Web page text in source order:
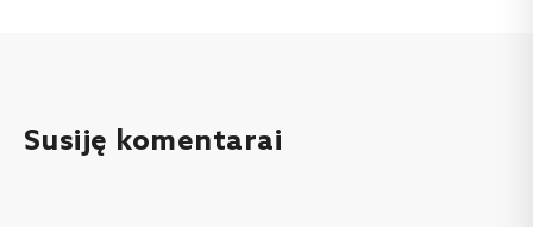
Susiję komentarai